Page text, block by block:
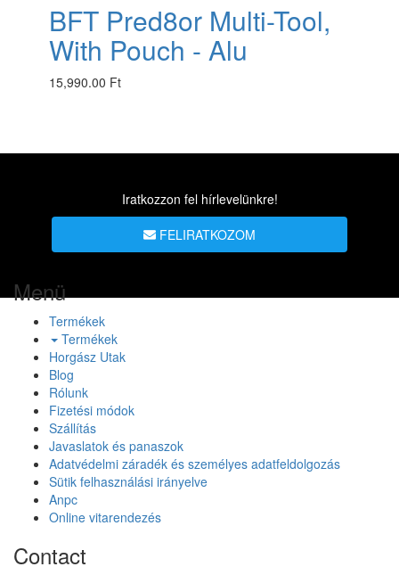
BFT Pred8or Multi-Tool,
With Pouch - Alu
15,990.00 Ft
Iratkozzon fel hírlevelünkre!
FELIRATKOZOM
Menü
Termékek
Termékek
Horgász Utak
Blog
Rólunk
Fizetési módok
Szállítás
Javaslatok és panaszok
Adatvédelmi záradék és személyes adatfeldolgozás
Sütik felhasználási irányelve
Anpc
Online vitarendezés
Contact